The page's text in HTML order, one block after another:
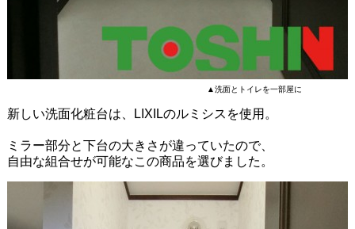
▲洗面とトイレを一部屋に
新しい洗面化粧台は、LIXILのルミシスを使用。
ミラー部分と下台の大きさが違っていたので、
自由な組合せが可能なこの商品を選びました。